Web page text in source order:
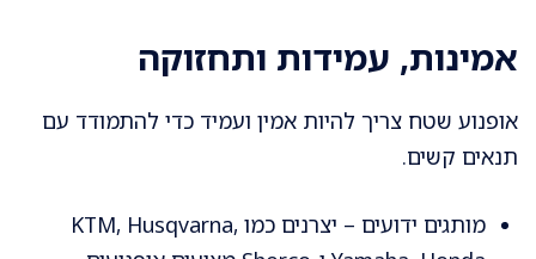
אמינות, עמידות ותחזוקה
אופנוע שטח צריך להיות אמין ועמיד כדי להתמודד עם
תנאים קשים.
מותגים ידועים – יצרנים כמו KTM, Husqvarna,